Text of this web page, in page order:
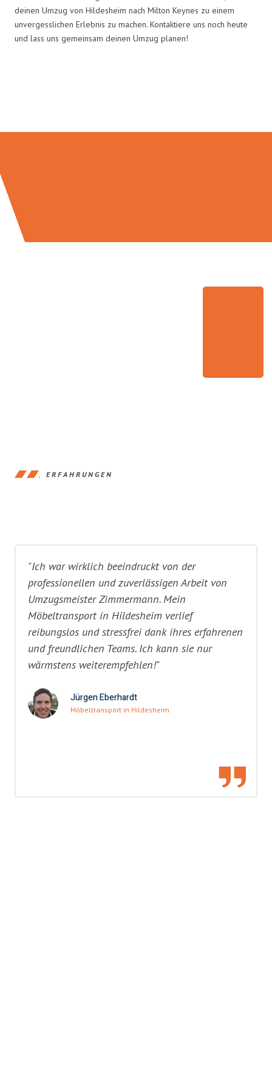
deinen Umzug von Hildesheim nach Milton Keynes zu einem
unvergesslichen Erlebnis zu machen. Kontaktiere uns noch heute
und lass uns gemeinsam deinen Umzug planen!
ERFAHRUNGEN
"Ich war wirklich beeindruckt von der
professionellen und zuverlässigen Arbeit von
Umzugsmeister Zimmermann. Mein
Möbeltransport in Hildesheim verlief
reibungslos und stressfrei dank ihres erfahrenen
und freundlichen Teams. Ich kann sie nur
wärmstens weiterempfehlen!"
Jürgen Eberhardt
Möbeltransport in Hildesheim